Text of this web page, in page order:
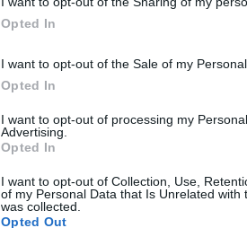
Opted In
I want to opt-out of the Sale of my Personal
Opted In
I want to opt-out of processing my
Advertising.
Opted In
I want to opt-out of Collection, Use,
of my Personal Data that Is Unrelated with
was collected.
Opted Out